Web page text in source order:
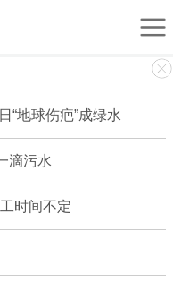
“地球伤疤”成绿水
滴污水
时间不定